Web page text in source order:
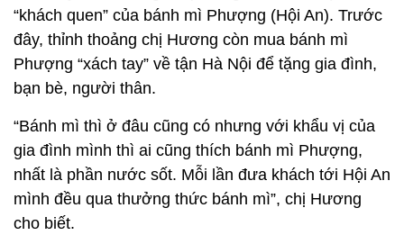
“khách quen” của bánh mì Phượng (Hội An). Trước
đây, thỉnh thoảng chị Hương còn mua bánh mì
Phượng “xách tay” về tận Hà Nội để tặng gia đình,
bạn bè, người thân.
“Bánh mì thì ở đâu cũng có nhưng với khẩu vị của
gia đình mình thì ai cũng thích bánh mì Phượng,
nhất là phần nước sốt. Mỗi lần đưa khách tới Hội An
mình đều qua thưởng thức bánh mì”, chị Hương
cho biết.